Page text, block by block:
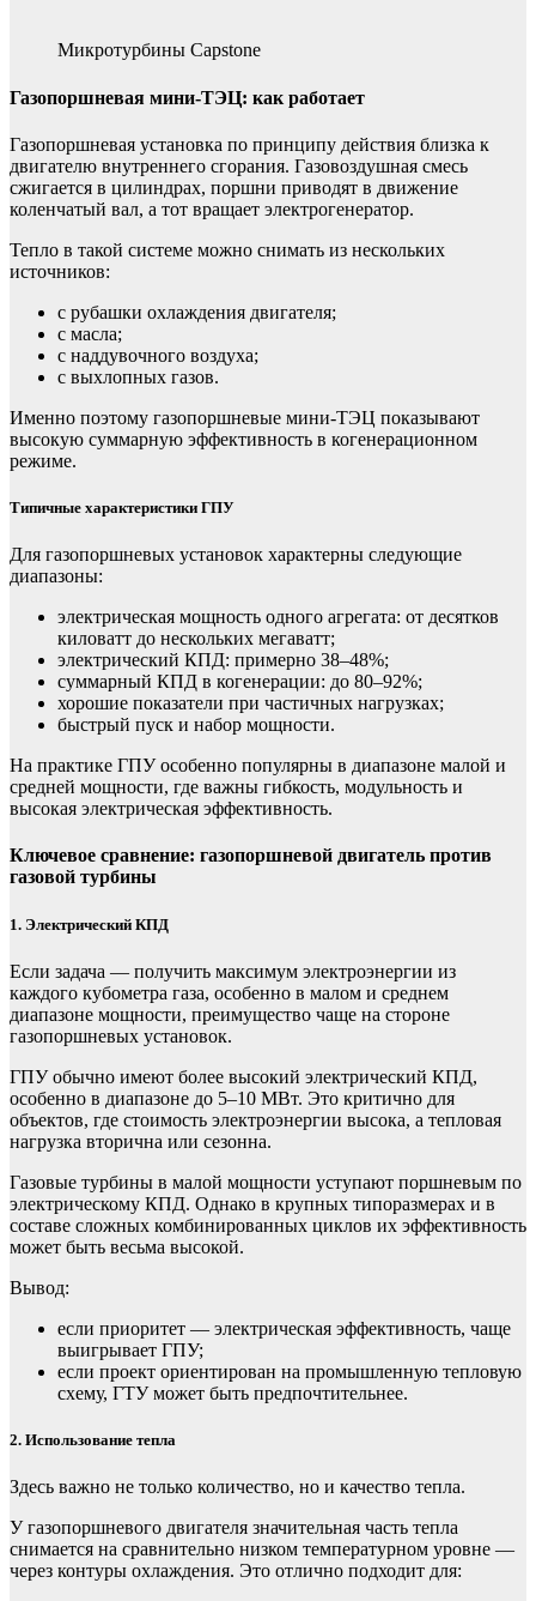
Микротурбины Capstone
Газопоршневая мини-ТЭЦ: как работает
Газопоршневая установка по принципу действия близка к
двигателю внутреннего сгорания. Газовоздушная смесь
сжигается в цилиндрах, поршни приводят в движение
коленчатый вал, а тот вращает электрогенератор.
Тепло в такой системе можно снимать из нескольких
источников:
с рубашки охлаждения двигателя;
с масла;
с наддувочного воздуха;
с выхлопных газов.
Именно поэтому газопоршневые мини-ТЭЦ показывают
высокую суммарную эффективность в когенерационном
режиме.
Типичные характеристики ГПУ
Для газопоршневых установок характерны следующие
диапазоны:
электрическая мощность одного агрегата: от десятков
киловатт до нескольких мегаватт;
электрический КПД: примерно 38–48%;
суммарный КПД в когенерации: до 80–92%;
хорошие показатели при частичных нагрузках;
быстрый пуск и набор мощности.
На практике ГПУ особенно популярны в диапазоне малой и
средней мощности, где важны гибкость, модульность и
высокая электрическая эффективность.
Ключевое сравнение: газопоршневой двигатель против
газовой турбины
1. Электрический КПД
Если задача — получить максимум электроэнергии из
каждого кубометра газа, особенно в малом и среднем
диапазоне мощности, преимущество чаще на стороне
газопоршневых установок.
ГПУ обычно имеют более высокий электрический КПД,
особенно в диапазоне до 5–10 МВт. Это критично для
объектов, где стоимость электроэнергии высока, а тепловая
нагрузка вторична или сезонна.
Газовые турбины в малой мощности уступают поршневым по
электрическому КПД. Однако в крупных типоразмерах и в
составе сложных комбинированных циклов их эффективность
может быть весьма высокой.
Вывод:
если приоритет — электрическая эффективность, чаще
выигрывает ГПУ;
если проект ориентирован на промышленную тепловую
схему, ГТУ может быть предпочтительнее.
2. Использование тепла
Здесь важно не только количество, но и качество тепла.
У газопоршневого двигателя значительная часть тепла
снимается на сравнительно низком температурном уровне —
через контуры охлаждения. Это отлично подходит для: